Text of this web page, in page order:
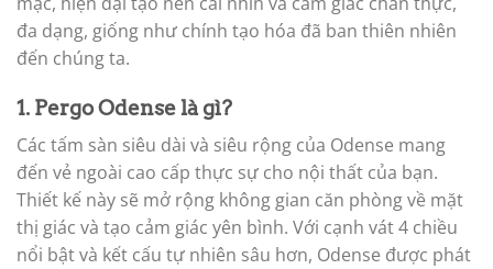
đa dạng, giống như chính tạo hóa đã ban thiên nhiên
đến chúng ta.
1. Pergo Odense là gì?
Các tấm sàn siêu dài và siêu rộng của Odense mang
đến vẻ ngoài cao cấp thực sự cho nội thất của bạn.
Thiết kế này sẽ mở rộng không gian căn phòng về mặt
thị giác và tạo cảm giác yên bình. Với cạnh vát 4 chiều
nổi bật và kết cấu tự nhiên sâu hơn, Odense được phát